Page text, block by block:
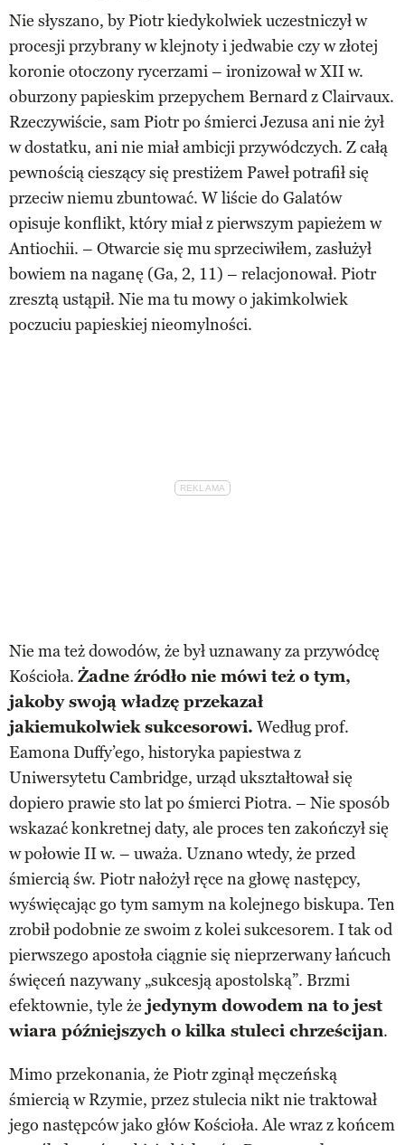
Nie słyszano, by Piotr kiedykolwiek uczestniczył w
procesji przybrany w klejnoty i jedwabie czy w złotej
koronie otoczony rycerzami – ironizował w XII w.
oburzony papieskim przepychem Bernard z Clairvaux.
Rzeczywiście, sam Piotr po śmierci Jezusa ani nie żył
w dostatku, ani nie miał ambicji przywódczych. Z całą
pewnością cieszący się prestiżem Paweł potrafił się
przeciw niemu zbuntować. W liście do Galatów
opisuje konflikt, który miał z pierwszym papieżem w
Antiochii. – Otwarcie się mu sprzeciwiłem, zasłużył
bowiem na naganę (Ga, 2, 11) – relacjonował. Piotr
zresztą ustąpił. Nie ma tu mowy o jakimkolwiek
poczuciu papieskiej nieomylności.
Nie ma też dowodów, że był uznawany za przywódcę
Kościoła. Żadne źródło nie mówi też o tym,
jakoby swoją władzę przekazał
jakiemukolwiek sukcesorowi. Według prof.
Eamona Duffy’ego, historyka papiestwa z
Uniwersytetu Cambridge, urząd ukształtował się
dopiero prawie sto lat po śmierci Piotra. – Nie sposób
wskazać konkretnej daty, ale proces ten zakończył się
w połowie II w. – uważa. Uznano wtedy, że przed
śmiercią św. Piotr nałożył ręce na głowę następcy,
wyświęcając go tym samym na kolejnego biskupa. Ten
zrobił podobnie ze swoim z kolei sukcesorem. I tak od
pierwszego apostoła ciągnie się nieprzerwany łańcuch
święceń nazywany „sukcesją apostolską”. Brzmi
efektownie, tyle że jedynym dowodem na to jest
wiara późniejszych o kilka stuleci chrześcijan.
Mimo przekonania, że Piotr zginął męczeńską
śmiercią w Rzymie, przez stulecia nikt nie traktował
jego następców jako głów Kościoła. Ale wraz z końcem